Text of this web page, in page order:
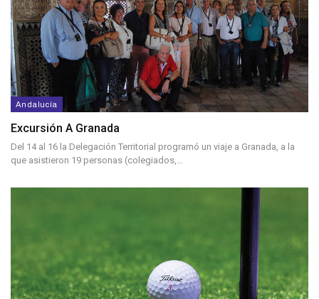
Andalucía
Excursión A Granada
Del 14 al 16 la Delegación Territorial programó un viaje a Granada, a la
que asistieron 19 personas (colegiados,…